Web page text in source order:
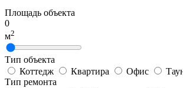
Площадь объекта
0
м2
Тип объекта
Коттедж
Квартира Офис
Тип ремонта